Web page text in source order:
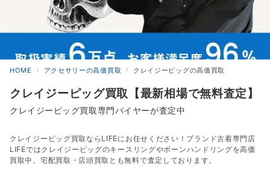
HOME アクセサリーの高価買取 クレイジーピッグの高価買取
クレイジーピッグ買取【最新相場で無料査定】
クレイジーピッグ買取専門バイヤーが査定中
クレイジーピッグ買取ならLIFEにお任せください！ブランド古着専門店
LIFEではクレイジーピッグのキースリングやボーンハンドリングを高価
買取中。宅配買取・店頭買取とも無料で査定しております。